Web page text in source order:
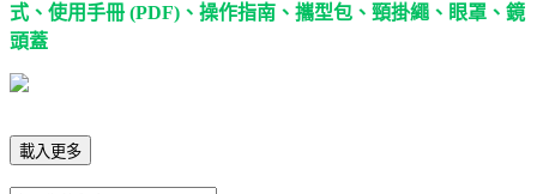
式、使用手冊 (PDF)、操作指南、攜型包、頸掛繩、眼罩、鏡
頭蓋
載入更多